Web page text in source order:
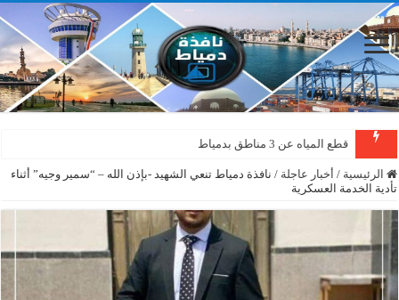
قطع المياه عن 3 مناطق بدمياط
الرئيسية / أخبار عاجلة / نافذة دمياط تنعي الشهيد -بإذن الله – “سمير وجيه” أثناء
تأدية الخدمة العسكرية